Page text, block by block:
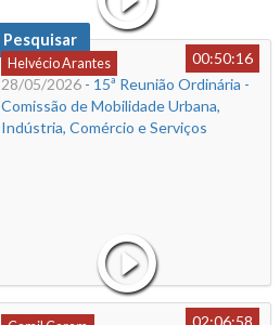
Pesquisar
Helvécio Arantes
00:50:16
28/05/2026 - 15ª Reunião Ordinária -
Comissão de Mobilidade Urbana,
Indústria, Comércio e Serviços
02:06:58